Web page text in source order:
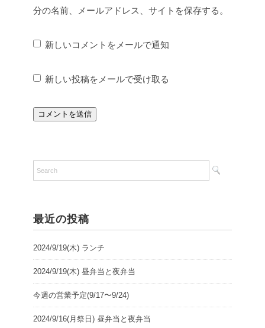
分の名前、メールアドレス、サイトを保存する。
新しいコメントをメールで通知
新しい投稿をメールで受け取る
最近の投稿
2024/9/19(木) ランチ
2024/9/19(木) 昼弁当と夜弁当
今週の営業予定(9/17〜9/24)
2024/9/16(月祭日) 昼弁当と夜弁当